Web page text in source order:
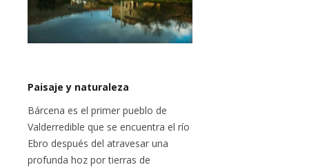
Paisaje y naturaleza
Bárcena es el primer pueblo de
Valderredible que se encuentra el río
Ebro después del atravesar una
profunda hoz por tierras de